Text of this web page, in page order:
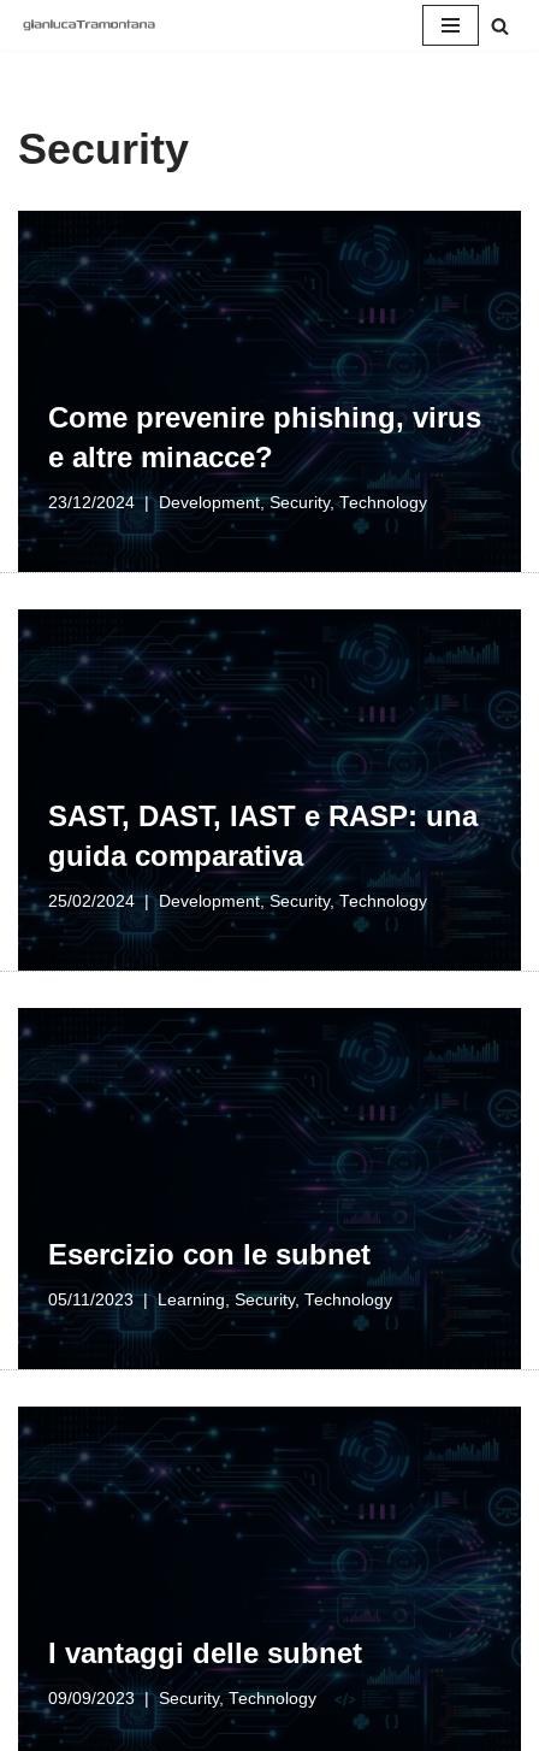
Security
Come prevenire phishing, virus
e altre minacce?
23/12/2024 Development,Security,Technology
SAST, DAST, IAST e RASP: una
guida comparativa
25/02/2024 Development,Security,Technology
Esercizio con le subnet
05/11/2023 Learning, Security, Technology
I vantaggi delle subnet
09/09/2023 Security, Technology